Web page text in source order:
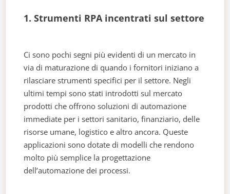
1. Strumenti RPA incentrati sul settore
Ci sono pochi segni più evidenti di un mercato in
via di maturazione di quando i fornitori iniziano a
rilasciare strumenti specifici per il settore. Negli
ultimi tempi sono stati introdotti sul mercato
prodotti che offrono soluzioni di automazione
immediate per i settori sanitario, finanziario, delle
risorse umane, logistico e altro ancora. Queste
applicazioni sono dotate di modelli che rendono
molto più semplice la progettazione
dell’automazione dei processi.